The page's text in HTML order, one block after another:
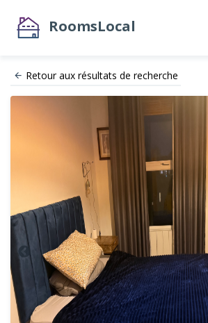
RoomsLocal
Retour aux résultats de recherche